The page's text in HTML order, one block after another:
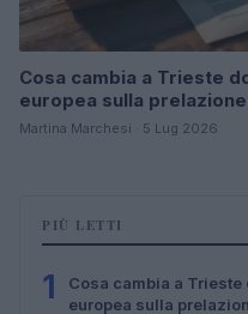
Cosa cambia a Trieste
europea sulla
Martina Marchesi · 5 Lug 2026
PIÙ LETTI
1
Cosa cambia a
europea sulla